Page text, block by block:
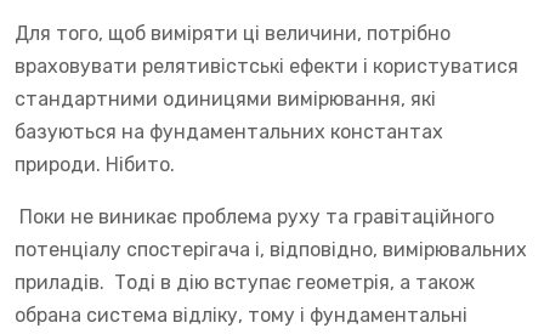
Для того, щоб виміряти ці величини, потрібно
враховувати релятивістські ефекти і користуватися
стандартними одиницями вимірювання, які
базуються на фундаментальних константах
природи. Нібито.
Поки не виникає проблема руху та гравітаційного
потенціалу спостерігача і, відповідно, вимірювальних
приладів. Тоді в дію вступає геометрія, а також
обрана система відліку, тому і фундаментальні